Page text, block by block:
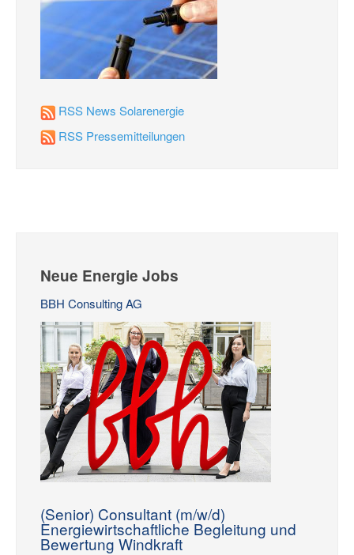
RSS News Solarenergie
RSS Pressemitteilungen
Neue Energie Jobs
BBH Consulting AG
(Senior) Consultant (m/w/d)
Energiewirtschaftliche Begleitung und
Bewertung Windkraft